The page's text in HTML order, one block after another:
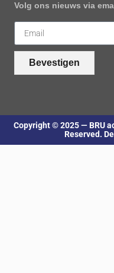
Volg ons nieuws via
Bevestigen
Copyright © 2025 — BRU
Reserved.